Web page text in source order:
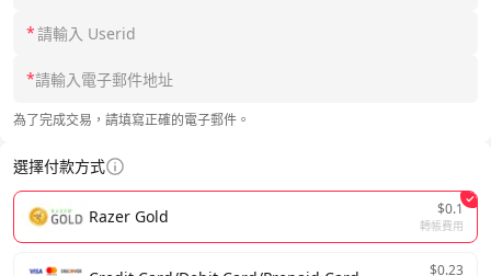
*
*
為了完成交易，請填寫正確的電子郵件。
選擇付款方式
Razer Gold $0.1
轉帳費用
$0.23